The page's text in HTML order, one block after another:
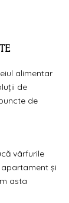
alimentar
de
de
vârfurile
și
asta